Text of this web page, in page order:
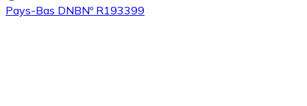
Pays-Bas DNBNº R193399